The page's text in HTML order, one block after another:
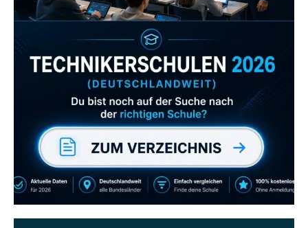
Zum Verzeichnis
Abonniere uns auch
gerne
wenn dir unsere Videos gefallen!
ZUM YOUTUBE KANAL